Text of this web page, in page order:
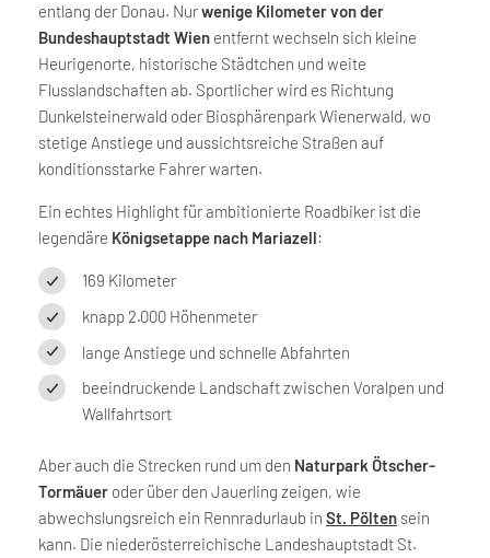
entlang der Donau. Nurwenige Kilometer von der
Bundeshauptstadt Wien entfernt wechseln sich kleine
Heurigenorte, historische Städtchen und weite
Flusslandschaften ab. Sportlicher wird es Richtung
Dunkelsteinerwald oder Biosphärenpark Wienerwald, wo
stetige Anstiege und aussichtsreiche Straßen auf
konditionsstarke Fahrer warten.
Ein echtes Highlight für ambitionierte Roadbiker ist die
legendäre Königsetappe nach Mariazell:
169 Kilometer
knapp 2.000 Höhenmeter
lange Anstiege und schnelle Abfahrten
beeindruckende Landschaft zwischen Voralpen und
Wallfahrtsort
Aber auch die Strecken rund um den Naturpark Ötscher-
Tormäuer oder über den Jauerling zeigen, wie
abwechslungsreich ein Rennradurlaub in St. Pölten sein
kann. Die niederösterreichische Landeshauptstadt St.